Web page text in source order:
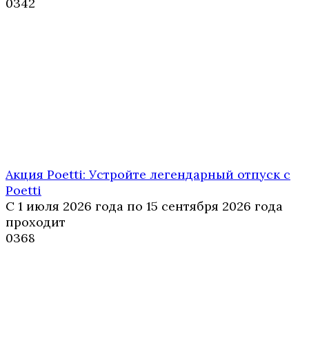
Акция Poetti: Устройте легендарный отпуск с
Poetti
С 1 июля 2026 года по 15 сентября 2026 года
проходит
0368